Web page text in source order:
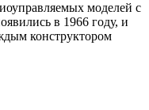
моделей с
в 1966 году, и
конструктором